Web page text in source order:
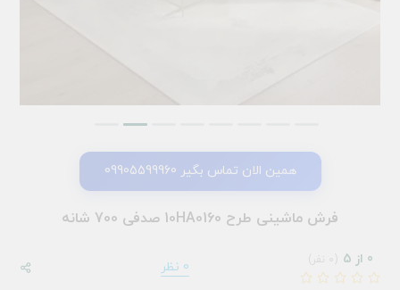
همین الان تماس بگیر 09905599960
فرش ماشینی طرح 10HA0160 صدفی 700 شانه
0 از 5 0 نظر